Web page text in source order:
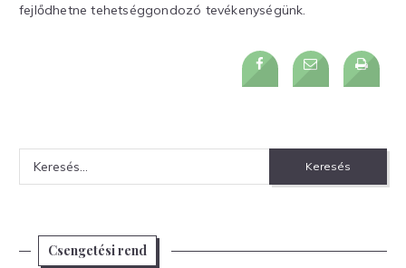
fejlődhetne tehetséggondozó tevékenységünk.
Keresés:
Csengetési rend